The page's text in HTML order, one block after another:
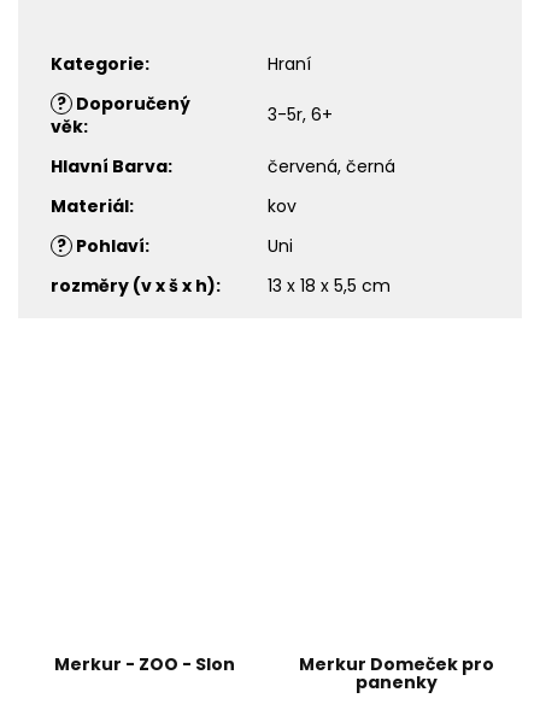
Kategorie:
Hraní
? Doporučený
věk: 3-5r, 6+
Hlavní Barva:
červená, černá
Materiál:
kov
? Pohlaví:
Uni
rozměry (v x š x h): 13 x 18 x 5,5 cm
Merkur - ZOO - Slon Merkur Domeček pro
panenky